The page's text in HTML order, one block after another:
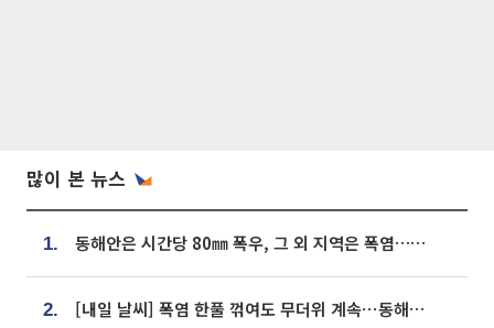
많이 본 뉴스
1. 동해안은 시간당 80㎜ 폭우, 그 외 지역은 폭염…‘극과 극 날씨’
2. [내일 날씨] 폭염 한풀 꺾여도 무더위 계속⋯동해안 이틀 연속 비